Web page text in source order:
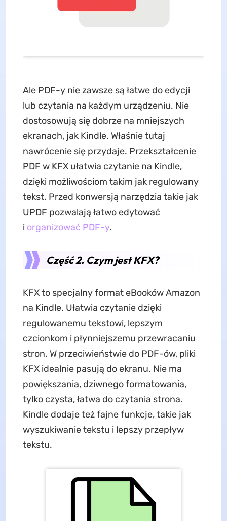
Ale PDF-y nie zawsze są łatwe do edycji
lub czytania na każdym urządzeniu. Nie
dostosowują się dobrze na mniejszych
ekranach, jak Kindle. Właśnie tutaj
nawrócenie się przydaje. Przekształcenie
PDF w KFX ułatwia czytanie na Kindle,
dzięki możliwościom takim jak regulowany
tekst. Przed konwersją narzędzia takie jak
UPDF pozwalają łatwo edytować
i organizować PDF-y.
Część 2. Czym jest KFX?
KFX to specjalny format eBooków Amazon
na Kindle. Ułatwia czytanie dzięki
regulowanemu tekstowi, lepszym
czcionkom i płynniejszemu przewracaniu
stron. W przeciwieństwie do PDF-ów, pliki
KFX idealnie pasują do ekranu. Nie ma
powiększania, dziwnego formatowania,
tylko czysta, łatwa do czytania strona.
Kindle dodaje też fajne funkcje, takie jak
wyszukiwanie tekstu i lepszy przepływ
tekstu.